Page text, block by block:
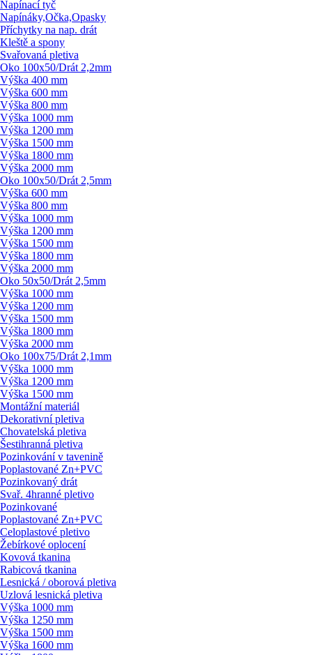
Napínací tyč
Napínáky,Očka,Opasky
Příchytky na nap. drát
Kleště a spony
Svařovaná pletiva
Oko 100x50/Drát 2,2mm
Výška 400 mm
Výška 600 mm
Výška 800 mm
Výška 1000 mm
Výška 1200 mm
Výška 1500 mm
Výška 1800 mm
Výška 2000 mm
Oko 100x50/Drát 2,5mm
Výška 600 mm
Výška 800 mm
Výška 1000 mm
Výška 1200 mm
Výška 1500 mm
Výška 1800 mm
Výška 2000 mm
Oko 50x50/Drát 2,5mm
Výška 1000 mm
Výška 1200 mm
Výška 1500 mm
Výška 1800 mm
Výška 2000 mm
Oko 100x75/Drát 2,1mm
Výška 1000 mm
Výška 1200 mm
Výška 1500 mm
Montážní materiál
Dekorativní pletiva
Chovatelská pletiva
Šestihranná pletiva
Pozinkování v tavenině
Poplastované Zn+PVC
Pozinkovaný drát
Svař. 4hranné pletivo
Pozinkované
Poplastované Zn+PVC
Celoplastové pletivo
Žebírkové oplocení
Kovová tkanina
Rabicová tkanina
Lesnická / oborová pletiva
Uzlová lesnická pletiva
Výška 1000 mm
Výška 1250 mm
Výška 1500 mm
Výška 1600 mm